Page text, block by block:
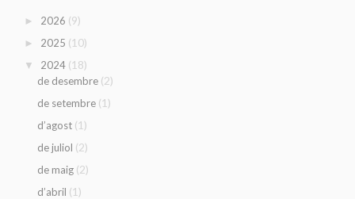
► 2026 (9)
► 2025 (10)
▼ 2024 (18)
de desembre (2)
de setembre (1)
d’agost (1)
de juliol (2)
de maig (2)
d’abril (1)